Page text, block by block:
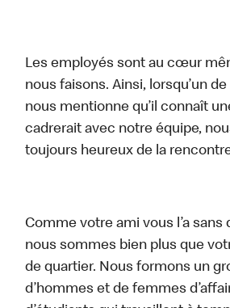
Les employés sont au cœur
nous faisons. Ainsi, lorsqu’un
nous mentionne qu’il connaît
cadrerait avec notre équipe,
toujours heureux de la
Comme votre ami vous l’a sans
nous sommes bien plus que
de quartier. Nous formons un
d’hommes et de femmes